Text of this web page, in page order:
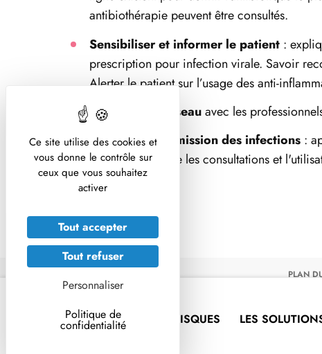
Ce site utilise des cookies et
vous donne le contrôle sur
ceux que vous souhaitez
activer
Tout accepter
Tout refuser
Personnaliser
Politique de
confidentialité
Une seule santé
LES RISQUES LES
antibiothérapie peuvent être consultés.
Sensibiliser et informer le patient :
prescription pour infection virale. Savoir
Alerter le patient sur l’usage des anti-
Travailler en réseauavec les
Limiter la transmission des infections :
des surfaces entre les consultations et
PLAN